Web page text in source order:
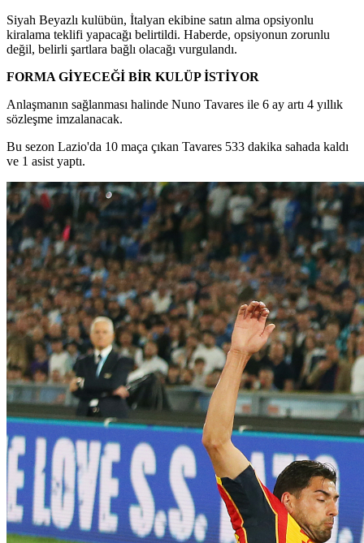
Siyah Beyazlı kulübün, İtalyan ekibine satın alma opsiyonlu
kiralama teklifi yapacağı belirtildi. Haberde, opsiyonun zorunlu
değil, belirli şartlara bağlı olacağı vurgulandı.
FORMA GİYECEĞİ BİR KULÜP İSTİYOR
Anlaşmanın sağlanması halinde Nuno Tavares ile 6 ay artı 4 yıllık
sözleşme imzalanacak.
Bu sezon Lazio'da 10 maça çıkan Tavares 533 dakika sahada kaldı
ve 1 asist yaptı.